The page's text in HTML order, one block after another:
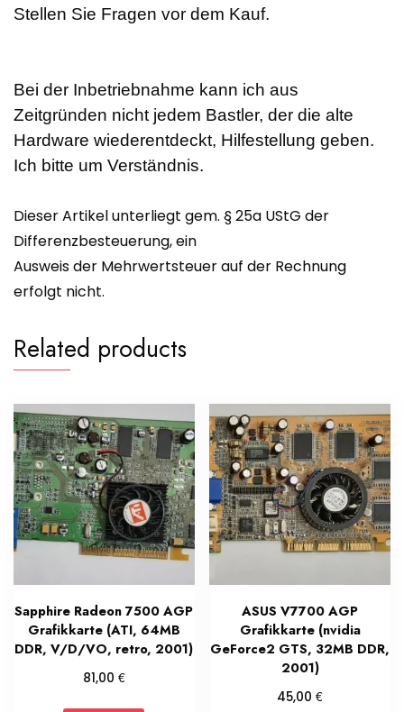
Stellen Sie Fragen vor dem Kauf.
Bei der Inbetriebnahme kann ich aus
Zeitgründen nicht jedem Bastler, der die alte
Hardware wiederentdeckt, Hilfestellung geben.
Ich bitte um Verständnis.
Dieser Artikel unterliegt gem. § 25a UStG der
Differenzbesteuerung, ein
Ausweis der Mehrwertsteuer auf der Rechnung
erfolgt nicht.
Related products
Sapphire Radeon 7500 AGP
Grafikkarte (ATI, 64MB
DDR, V/D/VO, retro, 2001)
81,00 €
ASUS V7700 AGP
Grafikkarte (nvidia
GeForce2 GTS, 32MB DDR,
2001)
45,00€